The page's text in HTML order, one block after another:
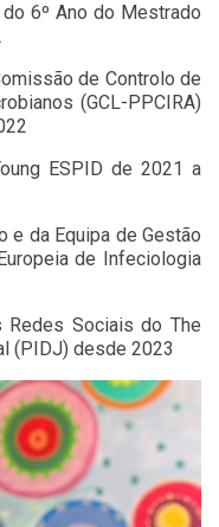
6º Ano do Mestrado
de Controlo de
(GCL-PPCIRA)
ESPID de 2021 a
e da Equipa de Gestão
de Infeciologia
Redes Sociais do The
(PIDJ) desde 2023